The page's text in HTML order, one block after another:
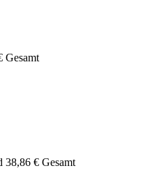
Gesamt
38,86 € Gesamt